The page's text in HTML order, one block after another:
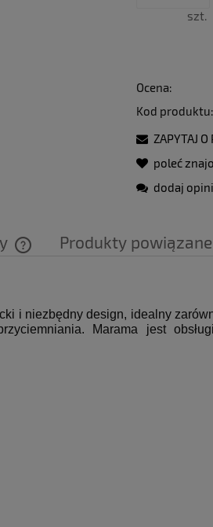
szt.
Ocena:
Kod produktu:
ZAPYTAJ O
poleć
dodaj
Produkty powiązane
i niezbędny design, idealny
Marama jest